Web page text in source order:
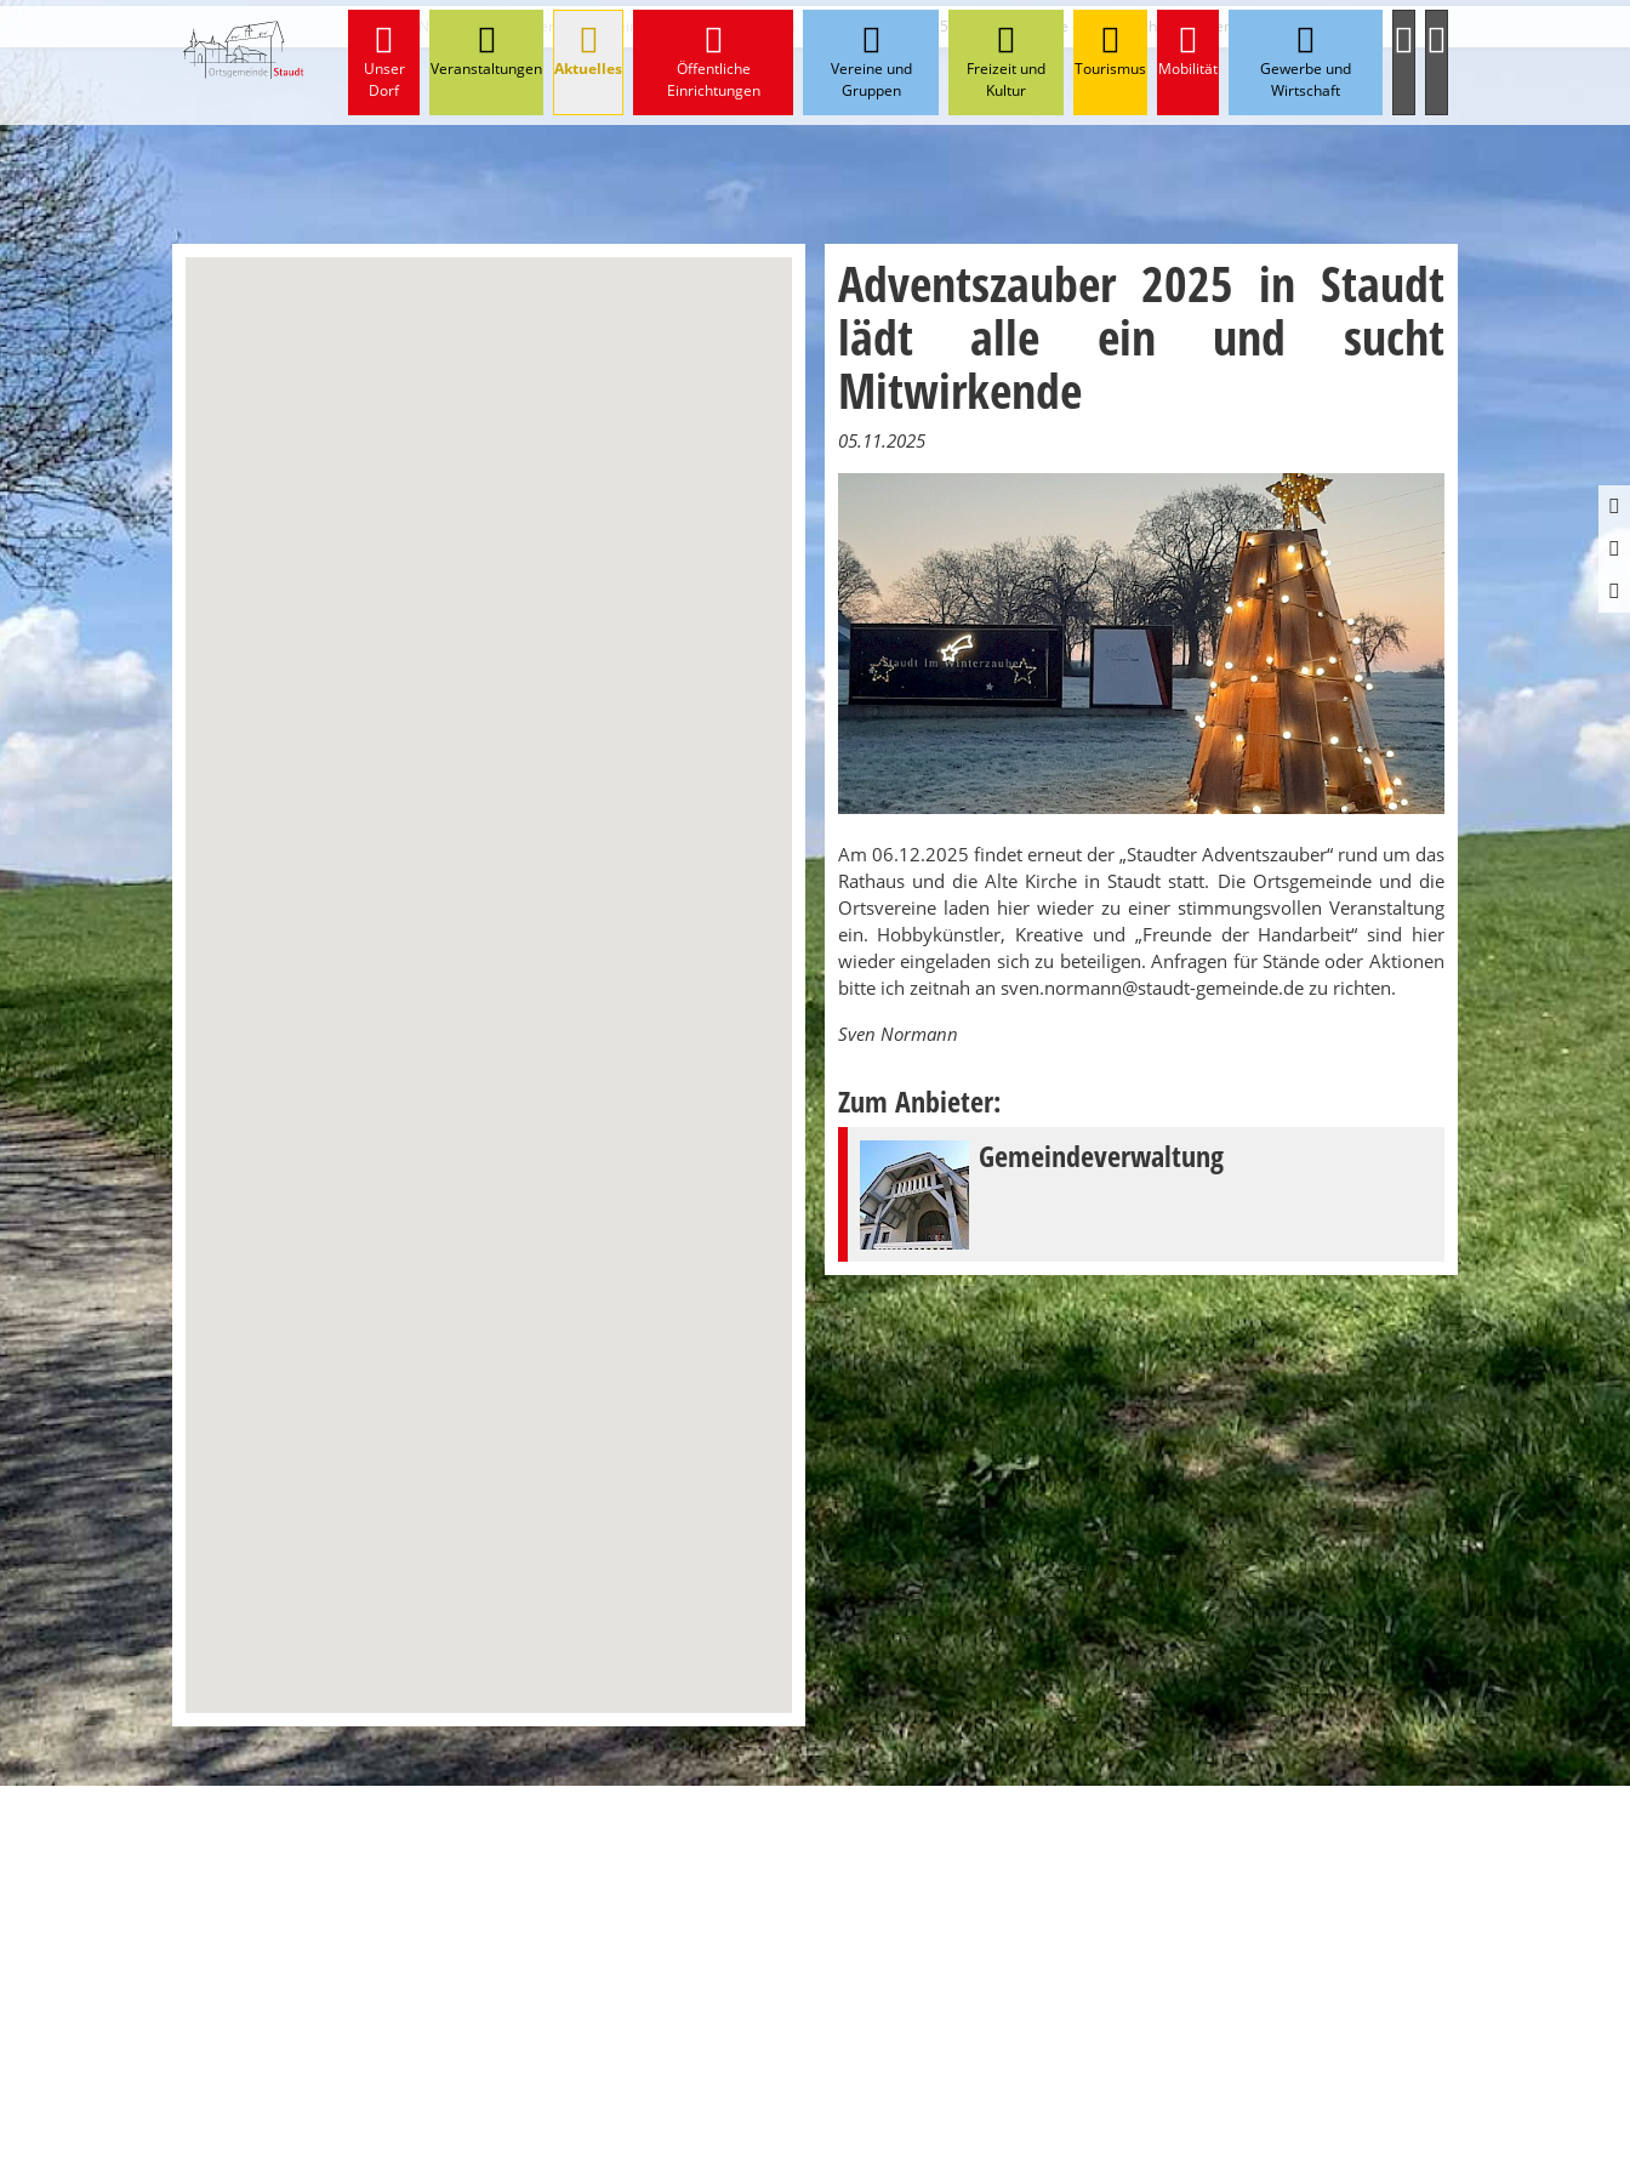
Unser
Dorf
Veranstaltungen Aktuelles
Öffentliche
Einrichtungen
Vereine und
Gruppen
Freizeit und
Kultur
Tourismus Mobilität
Gewerbe und
Wirtschaft
Start Neuigkeiten von der Ortsgemeinde und den Vereinen Adventszauber 2025 in Staudt lädt alle ein und sucht Mitwirkende
Adventszauber 2025 in Staudt
lädt alle ein und sucht
Mitwirkende
05.11.2025
Am 06.12.2025 findet erneut der „Staudter Adventszauber“ rund um das
Rathaus und die Alte Kirche in Staudt statt. Die Ortsgemeinde und die
Ortsvereine laden hier wieder zu einer stimmungsvollen Veranstaltung
ein. Hobbykünstler, Kreative und „Freunde der Handarbeit“ sind hier
wieder eingeladen sich zu beteiligen. Anfragen für Stände oder Aktionen
bitte ich zeitnah an sven.normann@staudt-gemeinde.de zu richten.
Sven Normann
Zum Anbieter:
Gemeindeverwaltung